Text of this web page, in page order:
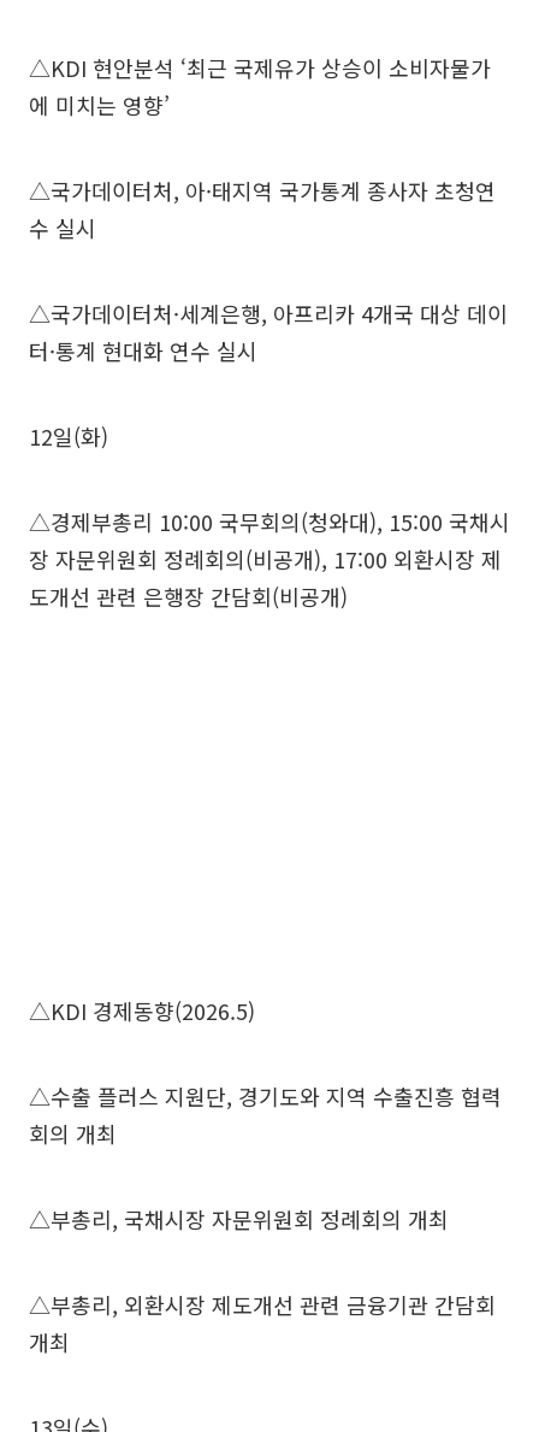
△KDI 현안분석 ‘최근 국제유가 상승이 소비자물가
에 미치는 영향’
△국가데이터처, 아·태지역 국가통계 종사자 초청연
수 실시
△국가데이터처·세계은행, 아프리카 4개국 대상 데이
터·통계 현대화 연수 실시
12일(화)
△경제부총리 10:00 국무회의(청와대), 15:00 국채시
장 자문위원회 정례회의(비공개), 17:00 외환시장 제
도개선 관련 은행장 간담회(비공개)
△KDI 경제동향(2026.5)
△수출 플러스 지원단, 경기도와 지역 수출진흥 협력
회의 개최
△부총리, 국채시장 자문위원회 정례회의 개최
△부총리, 외환시장 제도개선 관련 금융기관 간담회
개최